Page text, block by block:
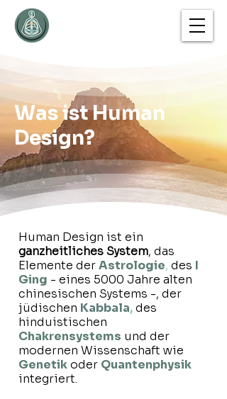
Was ist Human
Design?
Human Design ist ein
ganzheitliches System, das
Elemente derAstrologie, des I
Ging - eines 5000 Jahre alten
chinesischen Systems -, der
jüdischen Kabbala,des
hinduistischen
Chakrensystems und der
modernen Wissenschaft wie
Genetikoder Quantenphysik
integriert.